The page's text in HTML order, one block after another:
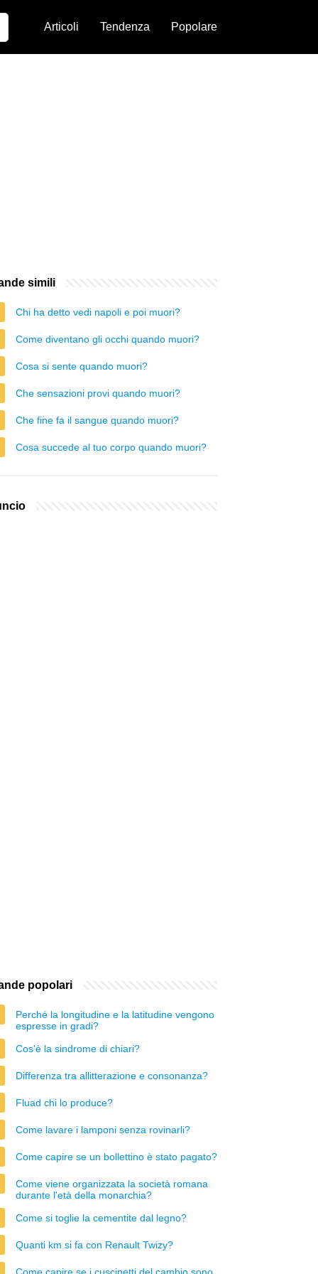
Articoli Tendenza Popolare
simili
Chi ha detto vedi napoli e poi muori?
Come diventano gli occhi quando muori?
Cosa si sente quando muori?
Che sensazioni provi quando muori?
Che fine fa il sangue quando muori?
Cosa succede al tuo corpo quando muori?
popolari
Perché la longitudine e la latitudine vengono
espresse in gradi?
Cos'è la sindrome di chiari?
Differenza tra allitterazione e consonanza?
Fluad chi lo produce?
Come lavare i lamponi senza rovinarli?
Come capire se un bollettino è stato pagato?
Come viene organizzata la società romana
durante l'età della monarchia?
Come si toglie la cementite dal legno?
Quanti km si fa con Renault Twizy?